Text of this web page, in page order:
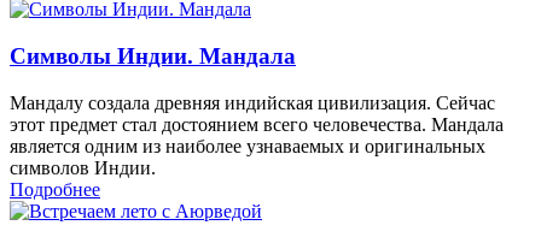
Символы Индии. Мандала
Мандалу создала древняя индийская цивилизация. Сейчас
этот предмет стал достоянием всего человечества. Мандала
является одним из наиболее узнаваемых и оригинальных
символов Индии.
Подробнее